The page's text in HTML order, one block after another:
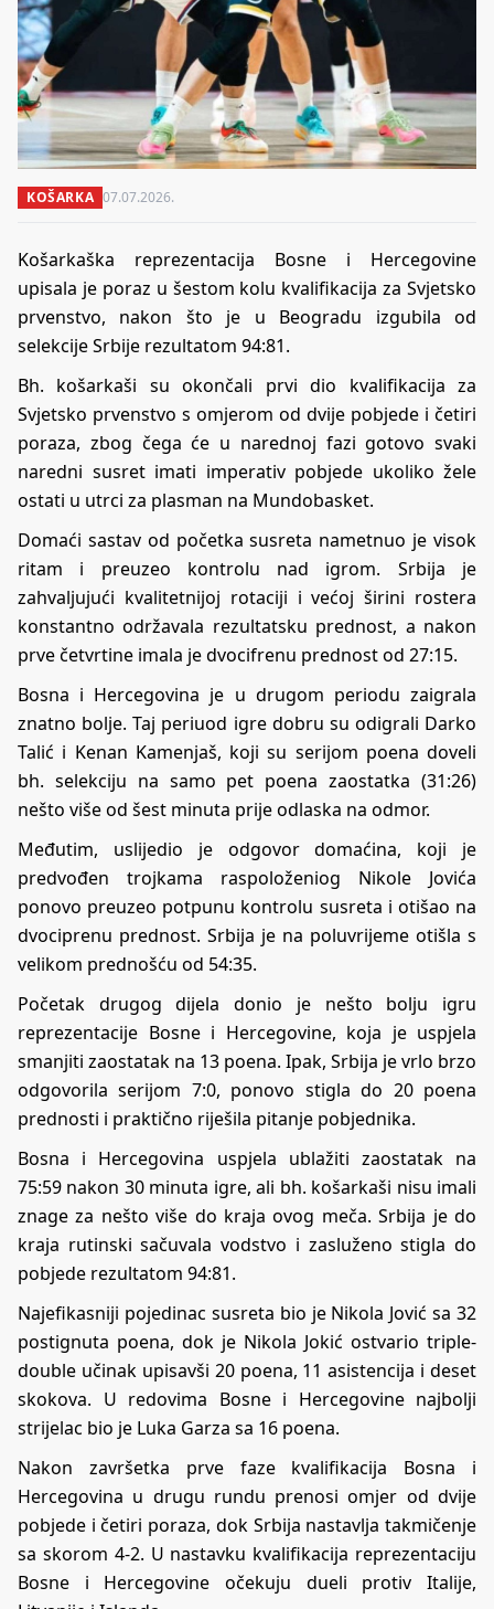
KOŠARKA 07.07.2026.
Košarkaška reprezentacija Bosne i Hercegovine
upisala je poraz u šestom kolu kvalifikacija za Svjetsko
prvenstvo, nakon što je u Beogradu izgubila od
selekcije Srbije rezultatom 94:81.
Bh. košarkaši su okončali prvi dio kvalifikacija za
Svjetsko prvenstvo s omjerom od dvije pobjede i četiri
poraza, zbog čega će u narednoj fazi gotovo svaki
naredni susret imati imperativ pobjede ukoliko žele
ostati u utrci za plasman na Mundobasket.
Domaći sastav od početka susreta nametnuo je visok
ritam i preuzeo kontrolu nad igrom. Srbija je
zahvaljujući kvalitetnijoj rotaciji i većoj širini rostera
konstantno održavala rezultatsku prednost, a nakon
prve četvrtine imala je dvocifrenu prednost od 27:15.
Bosna i Hercegovina je u drugom periodu zaigrala
znatno bolje. Taj periuod igre dobru su odigrali Darko
Talić i Kenan Kamenjaš, koji su serijom poena doveli
bh. selekciju na samo pet poena zaostatka (31:26)
nešto više od šest minuta prije odlaska na odmor.
Međutim, uslijedio je odgovor domaćina, koji je
predvođen trojkama raspoloženiog Nikole Jovića
ponovo preuzeo potpunu kontrolu susreta i otišao na
dvociprenu prednost. Srbija je na poluvrijeme otišla s
velikom prednošću od 54:35.
Početak drugog dijela donio je nešto bolju igru
reprezentacije Bosne i Hercegovine, koja je uspjela
smanjiti zaostatak na 13 poena. Ipak, Srbija je vrlo brzo
odgovorila serijom 7:0, ponovo stigla do 20 poena
prednosti i praktično riješila pitanje pobjednika.
Bosna i Hercegovina uspjela ublažiti zaostatak na
75:59 nakon 30 minuta igre, ali bh. košarkaši nisu imali
znage za nešto više do kraja ovog meča. Srbija je do
kraja rutinski sačuvala vodstvo i zasluženo stigla do
pobjede rezultatom 94:81.
Najefikasniji pojedinac susreta bio je Nikola Jović sa 32
postignuta poena, dok je Nikola Jokić ostvario triple-
double učinak upisavši 20 poena, 11 asistencija i deset
skokova. U redovima Bosne i Hercegovine najbolji
strijelac bio je Luka Garza sa 16 poena.
Nakon završetka prve faze kvalifikacija Bosna i
Hercegovina u drugu rundu prenosi omjer od dvije
pobjede i četiri poraza, dok Srbija nastavlja takmičenje
sa skorom 4-2. U nastavku kvalifikacija reprezentaciju
Bosne i Hercegovine očekuju dueli protiv Italije,